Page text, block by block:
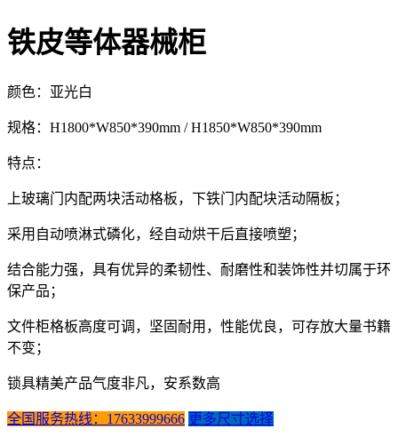
铁皮等体器械柜
颜色：亚光白
规格：H1800*W850*390mm / H1850*W850*390mm
特点：
上玻璃门内配两块活动格板，下铁门内配块活动隔板；
采用自动喷淋式磷化，经自动烘干后直接喷塑；
结合能力强，具有优异的柔韧性、耐磨性和装饰性并切属于环
保产品；
文件柜格板高度可调，坚固耐用，性能优良，可存放大量书籍
不变；
锁具精美产品气度非凡，安系数高
全国服务热线：17633999666 更多尺寸选择